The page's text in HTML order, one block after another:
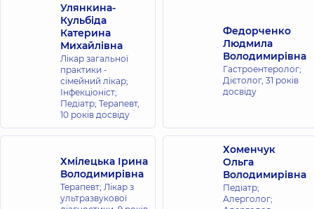
Улянкина-
Кульбіда
Катерина
Михайлівна
Лікар загальної
практики -
сімейний лікар;
Інфекціоніст;
Педіатр; Терапевт,
10 років досвіду
Федорченко
Людмила
Володимирівна
Гастроентеролог;
Дієтолог, 31 років
досвіду
Хмілецька Ірина
Володимирівна
Терапевт; Лікар з
ультразвукової
Хоменчук
Ольга
Володимирівна
Педіатр;
Алерголог;